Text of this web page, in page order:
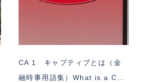
CA 1 キャプティブとは（金
融時事用語集）What is a C…